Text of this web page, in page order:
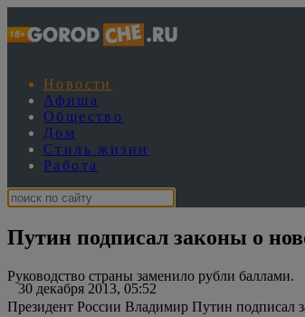
Новости
Афиша
Общество
Дом
Стиль жизни
Работа
Путин подписал законы о
30 декабря 2013, 05:52
Руководство страны заменило рубли баллами.
Президент России Владимир Путин подписал